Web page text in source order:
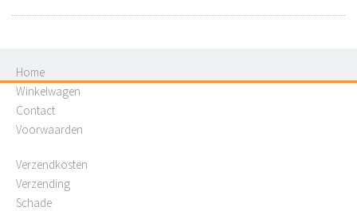
Home
Winkelwagen
Contact
Voorwaarden
Verzendkosten
Verzending
Schade